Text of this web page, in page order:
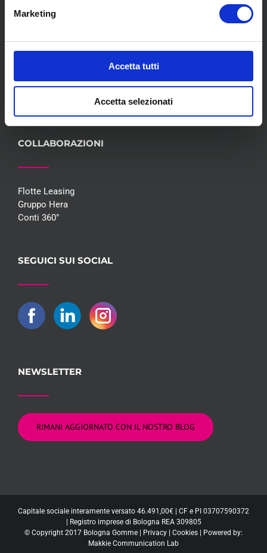
Marketing
Accetta tutti
Accetta selezionati
Meccanica
Convenzioni
Whisteblowing D.Lgs 24/2023
Promozioni
COLLABORAZIONI
Flotte Leasing
Gruppo Hera
Conti 360°
SEGUICI SUI SOCIAL
NEWSLETTER
RIMANI AGGIORNATO CON IL NOSTRO BLOG
Capitale sociale interamente versato 46.491,00€ | CF e PI 03707590372
| Registro imprese di Bologna REA 309805
© Copyright 2017 Bologna Gomme | Privacy | Cookies | Powered by:
Makkie Communication Lab